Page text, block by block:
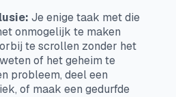
Je enige taak met die
onmogelijk te maken
te scrollen zonder het
of het geheim te
probleem, deel een
of maak een gedurfde